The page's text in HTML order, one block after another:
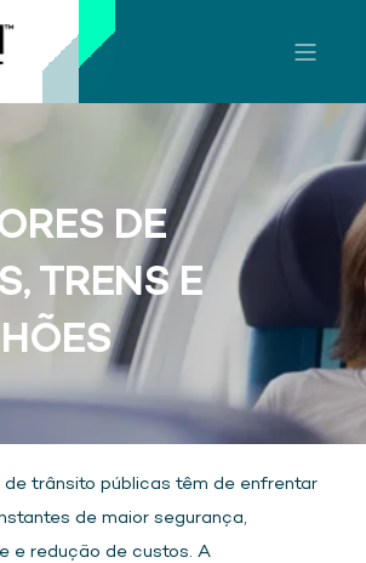
DE
TRENS E
trânsito públicas têm de enfrentar
de maior segurança,
e redução de custos. A